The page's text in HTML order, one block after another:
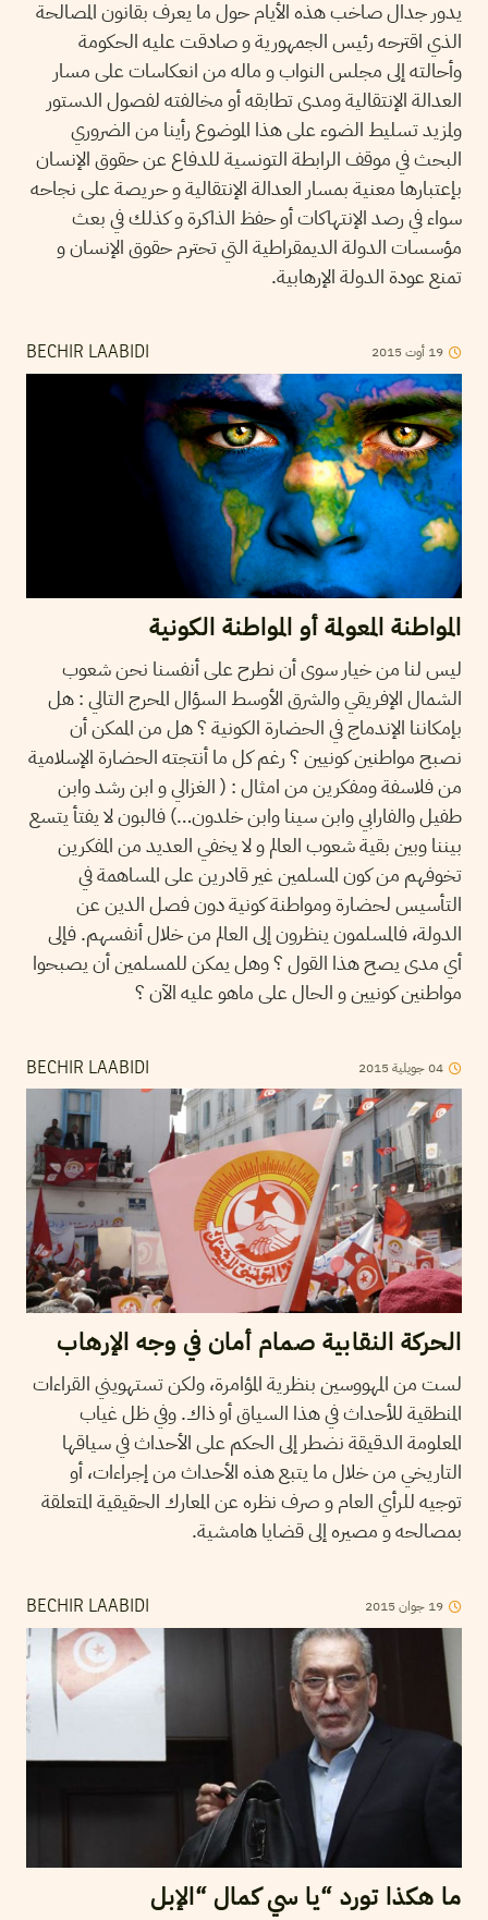
يدور جدال صاخب هذه الأيام حول ما يعرف بقانون المصالحة
الذي اقترحه رئيس الجمهورية و صادقت عليه الحكومة
وأحالته إلى مجلس النواب و ماله من انعكاسات على مسار
العدالة الإنتقالية ومدى تطابقه أو مخالفته لفصول الدستور
ولمزيد تسليط الضوء على هذا الموضوع رأينا من الضروري
البحث في موقف الرابطة التونسية للدفاع عن حقوق الإنسان
بإعتبارها معنية بمسار العدالة الإنتقالية و حريصة على نجاحه
سواء في رصد الإنتهاكات أو حفظ الذاكرة و كذلك في بعث
مؤسسات الدولة الديمقراطية التي تحترم حقوق الإنسان و
تمنع عودة الدولة الإرهابية.
BECHIR LAABIDI 19 أوت 2015
المواطنة المعولمة أو المواطنة الكونية
ليس لنا من خيار سوى أن نطرح على أنفسنا نحن شعوب
الشمال الإفريقي والشرق الأوسط السؤال المحرج التالي : هل
بإمكاننا الإندماج في الحضارة الكونية ؟ هل من الممكن أن
نصبح مواطنين كونيين ؟ رغم كل ما أنتجته الحضارة الإسلامية
من فلاسفة ومفكرين من امثال : ( الغزالي و ابن رشد وابن
طفيل والفارابي وابن سينا وابن خلدون…) فالبون لا يفتأ يتسع
بيننا وبين بقية شعوب العالم و لا يخفي العديد من المفكرين
تخوفهم من كون المسلمين غير قادرين على المساهمة في
التأسيس لحضارة ومواطنة كونية دون فصل الدين عن
الدولة، فالمسلمون ينظرون إلى العالم من خلال أنفسهم. فإلى
أي مدى يصح هذا القول ؟ وهل يمكن للمسلمين أن يصبحوا
مواطنين كونيين و الحال على ماهو عليه الآن ؟
BECHIR LAABIDI 04جويلية 2015
الحركة النقابية صمام أمان في وجه الإرهاب
لست من المهووسين بنظرية المؤامرة، ولكن تستهويني القراءات
المنطقية للأحداث في هذا السياق أو ذاك. وفي ظل غياب
المعلومة الدقيقة نضطر إلى الحكم على الأحداث في سياقها
التاريخي من خلال ما يتبع هذه الأحداث من إجراءات، أو
توجيه للرأي العام و صرف نظره عن المعارك الحقيقية المتعلقة
بمصالحه و مصيره إلى قضايا هامشية.
BECHIR LAABIDI 19 جوان 2015
ما هكذا تورد “يا سي كمال “الإبل